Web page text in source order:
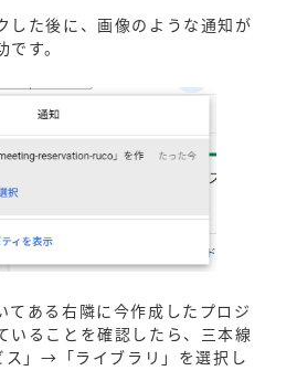
した後に、画像のような通知が
す。
ある右隣に今作成したプロジ
いることを確認したら、三本線
ス」→「ライブラリ」を選択し